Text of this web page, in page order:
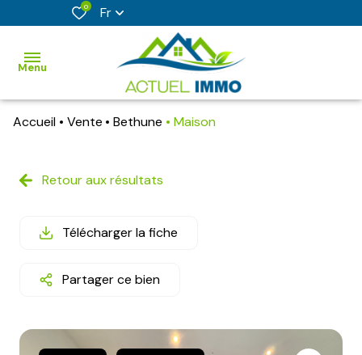
0 Fr
Menu
acheter
son
Accueil Vente Bethune Maison
Retour aux résultats
Télécharger la fiche
Partager ce bien